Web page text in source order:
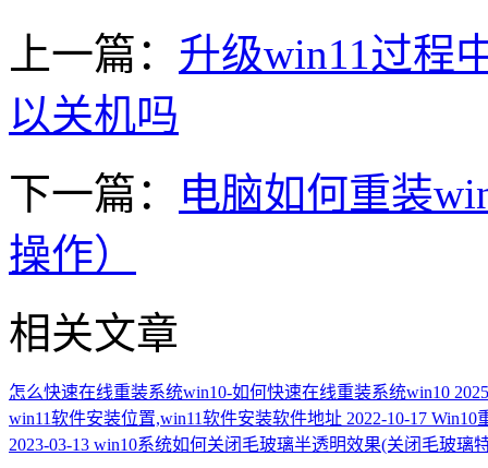
上一篇： 升级win11过程
以关机吗
下一篇：
电脑如何重装
操作）
相关文章
怎么快速在线重装系统win10-如何快速在线重装系统win10
win11软件安装位置,win11软件安装软件地址 2022-10-17 Win10
2023-03-13 win10系统如何关闭毛玻璃半透明效果(关闭毛玻璃